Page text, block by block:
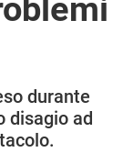
durante
disagio ad